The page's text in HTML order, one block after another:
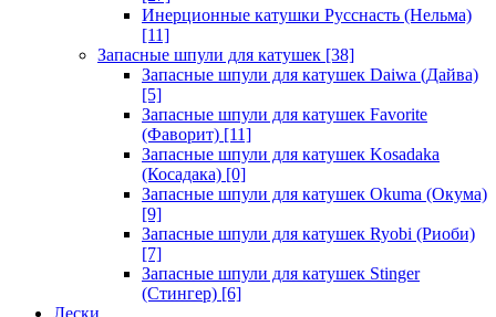
Инерционные катушки Русснасть (Нельма)
[11]
Запасные шпули для катушек [38]
Запасные шпули для катушек Daiwa (Дайва)
[5]
Запасные шпули для катушек Favorite
(Фаворит) [11]
Запасные шпули для катушек Kosadaka
(Косадака) [0]
Запасные шпули для катушек Okuma (Окума)
[9]
Запасные шпули для катушек Ryobi (Риоби)
[7]
Запасные шпули для катушек Stinger
(Стингер) [6]